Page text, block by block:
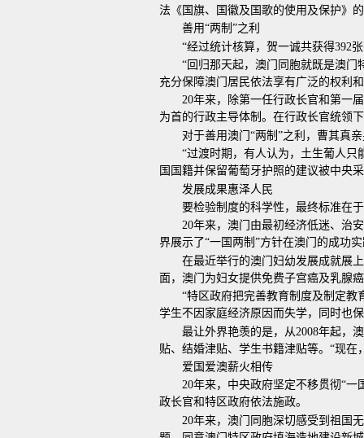
法《国旗、国徽及国歌的使用及保护》
善用“两制”之利
“经过统计核算，贺一诚共获得392
“回归那天起，澳门同胞就既是澳
充分保障澳门居民依法享有广泛的权利
20年来，除第一任行政长官和第一
为首的行政主导体制。在行政长官统领
对于善用澳门“两制”之利，曹其真
“过渡时期，有人认为，土生葡人
国国籍并保留葡萄牙护照的建议被中央
发展成果惠泽人民
要检验制度的科学性，最终标准在
20年来，澳门由最初经济低迷、治
界展示了“一国两制”方针在澳门的成功
在最近举行的澳门妇幼发展成就展
面，澳门为妇女提供免费子宫癌及乳腺
“特区政府把完善教育制度及制定教
学生不因家庭经济原因而失学，同时也
最让外界艳羡的是，从2008年起，
贴、结婚津贴、学生书籍津贴等。“现
爱国爱澳薪火相传
20年来，中央政府坚定不移贯彻“
政长官和特区政府依法施政。
20年来，澳门同胞深切感受到祖国